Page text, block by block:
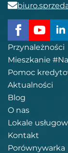
Przynależności
Mieszkanie
Pomoc
Aktualności
Blog
O nas
Lokale
Kontakt
Porównywarka